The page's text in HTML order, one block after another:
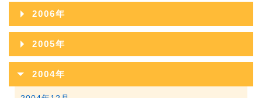
2016年01月
2015年02月
2015年01月
2014年03月
2014年02月
2014年01月
2013年03月
2013年02月
2013年01月
2012年06月
2012年05月
2012年03月
2011年07月
2011年06月
2011年05月
2010年08月
2010年07月
2010年06月
2010年05月
2009年09月
2009年08月
2009年07月
2009年06月
2008年10月
2008年09月
2008年08月
2007年12月
2007年11月
2007年10月
2007年09月
2006年
2006年12月
2006年11月
2006年10月
2005年
2005年12月
2004年